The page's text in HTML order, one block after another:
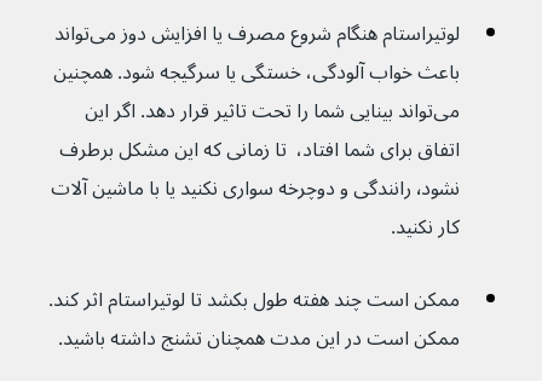
لوتیراستام هنگام شروع مصرف یا افزایش دوز می‌تواند
باعث خواب آلودگی، خستگی یا سرگیجه شود. همچنین
می‌تواند بینایی شما را تحت تاثیر قرار دهد. اگر این
اتفاق برای شما افتاد،  تا زمانی که این مشکل برطرف
نشود٬ رانندگی و دوچرخه سواری نکنید یا با ماشین آلات
کار نکنید.
ممکن است چند هفته طول بکشد تا لوتیراستام اثر کند.
ممکن است در این مدت همچنان تشنج داشته باشید.